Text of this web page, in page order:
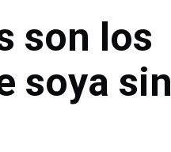
son los
soya sin